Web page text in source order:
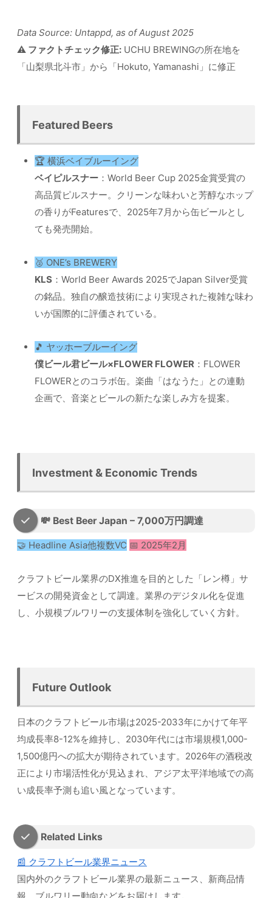
Data Source: Untappd, as of August 2025
⚠️ ファクトチェック修正: UCHU BREWINGの所在地を
「山梨県北斗市」から「Hokuto, Yamanashi」に修正
Featured Beers
🏆 横浜ベイブルーイング
ベイピルスナー ：World Beer Cup 2025金賞受賞の
高品質ピルスナー。クリーンな味わいと芳醇なホップ
の香りがFeaturesで、2025年7月から缶ビールとし
ても発売開始。
🥈 ONE’s BREWERY
KLS ：World Beer Awards 2025でJapan Silver受賞
の銘品。独自の醸造技術により実現された複雑な味わ
いが国際的に評価されている。
🎵 ヤッホーブルーイング
僕ビール君ビール×FLOWER FLOWER ：FLOWER
FLOWERとのコラボ缶。楽曲「はなうた」との連動
企画で、音楽とビールの新たな楽しみ方を提案。
Investment & Economic Trends
💸 Best Beer Japan – 7,000万円調達
🤝 Headline Asia他複数VC 📅 2025年2月
クラフトビール業界のDX推進を目的とした「レン樽」サ
ービスの開発資金として調達。業界のデジタル化を促進
し、小規模ブルワリーの支援体制を強化していく方針。
Future Outlook
日本のクラフトビール市場は2025-2033年にかけて年平
均成長率8-12%を維持し、2030年代には市場規模1,000-
1,500億円への拡大が期待されています。2026年の酒税改
正により市場活性化が見込まれ、アジア太平洋地域での高
い成長率予測も追い風となっています。
Related Links
📰 クラフトビール業界ニュース
国内外のクラフトビール業界の最新ニュース、新商品情
報、ブルワリー動向などをお届けします。